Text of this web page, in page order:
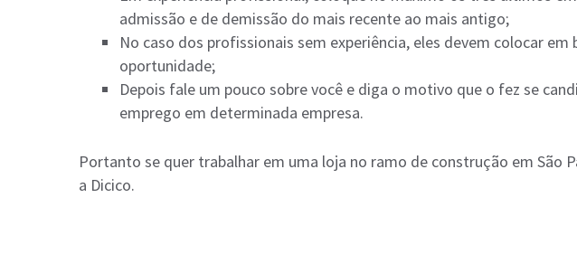
admissão e de demissão do mais recente ao mais antigo;
No caso dos profissionais sem experiência, eles devem colocar em
oportunidade;
Depois fale um pouco sobre você e diga o motivo que o fez se
emprego em determinada empresa.
Portanto se quer trabalhar em uma loja no ramo de construção em São
a Dicico.